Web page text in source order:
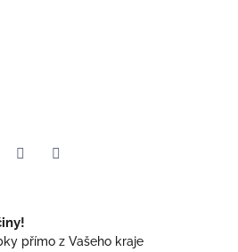
přímo z Vašeho kraje